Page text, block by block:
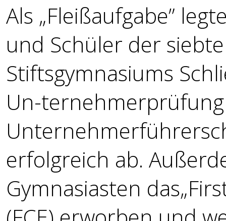
Als „Fleißaufgabe”
und Schüler der
Stiftsgymnasiums
Un-
erfolgreich ab.
Gymnasiasten